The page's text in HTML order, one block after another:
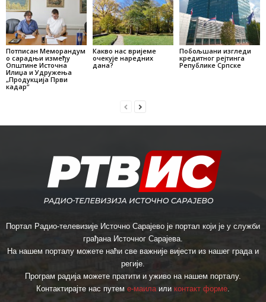
Потписан Меморандум
о сарадњи између
Општине Источна
Илиџа и Удружења
„Продукција Први
кадар“
Какво нас вријеме
очекује наредних
дана?
Побољшани изгледи
кредитног рејтинга
Републике Српске
Портал Радио-телевизије Источно Сарајево је портал који је у служби
грађана Источног Сарајева.
На нашем порталу можете наћи све важније вијести из нашег града и
регије.
Програм радија можете пратити и уживо на нашем порталу.
Контактирајте нас путем е-маилаили контакт форме.